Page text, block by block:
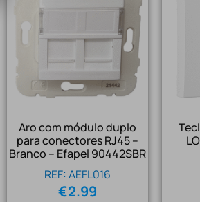
Aro com módulo duplo
para conectores RJ45 –
Branco – Efapel 90442SBR
REF: AEFL016
€2.99